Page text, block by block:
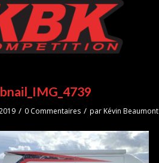
/ 0 Commentaires / parKévin Beaumont